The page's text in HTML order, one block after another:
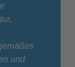
und